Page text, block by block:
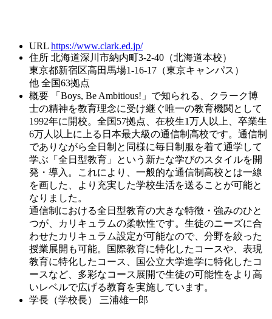
URL https://www.clark.ed.jp/
住所 北海道深川市納内町3-2-40（北海道本校）
東京都新宿区高田馬場1-16-17（東京キャンパス）
他 全国63拠点
概要
「Boys, Be Ambitious!」で知られる、クラーク博
士の精神を教育理念に受け継ぐ唯一の教育機関として
1992年に開校。全国57拠点、在校生1万人以上、卒業生
6万人以上に上る日本最大級の通信制高校です。通信制
でありながら全日制と同様に毎日制服を着て通学して
学ぶ「全日型教育」という新たな学びのスタイルを開
発・導入。これにより、一般的な通信制高校とは一線
を画した、より充実した学校生活を送ることが可能と
なりました。
通信制における全日型教育の大きな特徴・強みのひと
つが、カリキュラムの柔軟性です。生徒のニーズに合
わせたカリキュラム設定が可能なので、分野を絞った
授業展開も可能。国際教育に特化したコースや、表現
教育に特化したコース、国公立大学進学に特化したコ
ースなど、多彩なコース展開で生徒の可能性をより高
いレベルで広げる教育を実施しています。
学長（学校長）
三浦雄一郎